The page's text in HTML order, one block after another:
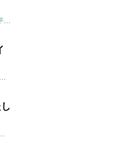
ノベーション